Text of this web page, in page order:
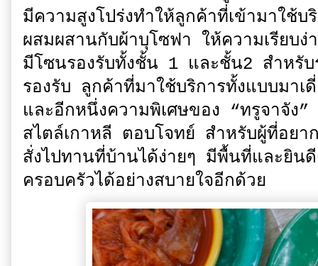
มีความสูงโปร่งทำให้ลูกค้าที่เข้ามาใช้บ
ผสมผสานกับผ้าบุโซฟา ให้ความเรียบ
มีโซนรองรับทั้งชั้น 1 และชั้น2 สำหรั
รองรับ ลูกค้าที่มาใช้บริการทั้งแบบมา
และอีกหนึ่งความพิเศษของ “ทรูจาจัง
สไตล์เกาหลี ตอบโจทย์ สำหรับผู้ที่อย
สั่งไปทานที่บ้านได้ง่ายๆ มีพื้นที่และยิน
ครอบครัวได้อย่างสบายใจอีกด้วย